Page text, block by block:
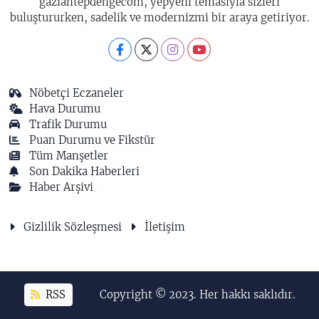
buluştururken, sadelik ve modernizmi bir araya getiriyor.
Nöbetçi Eczaneler
Hava Durumu
Trafik Durumu
Puan Durumu ve Fikstür
Tüm Manşetler
Son Dakika Haberleri
Haber Arşivi
Gizlilik Sözleşmesi İletişim
RSS Copyright © 2023. Her hakkı saklıdır.